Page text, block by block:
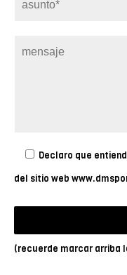
Declaro que
del sitio web
(recuerde marcar arriba